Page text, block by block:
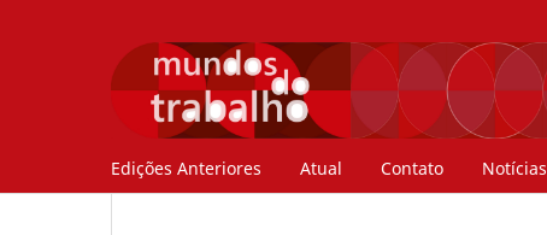
Edições Anteriores Atual Contato Notícias